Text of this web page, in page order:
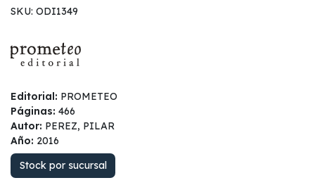
SKU: ODI1349
Editorial: PROMETEO
Páginas: 466
Autor: PEREZ, PILAR
Año: 2016
Stock por sucursal